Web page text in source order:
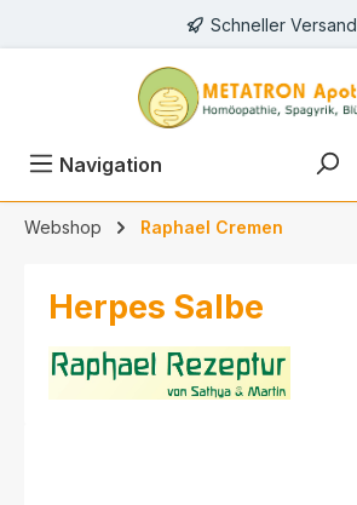
Schneller Versand
Navigation
Webshop Raphael Cremen
Herpes Salbe